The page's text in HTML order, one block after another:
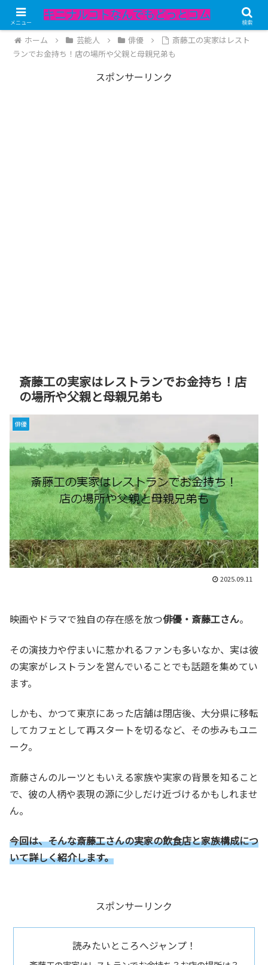
記事内にPRが含まれています。
ホーム 芸能人 俳優
斎藤工の実家はレスト
ランでお金持ち！店の場所や父親と母親兄弟も
スポンサーリンク
斎藤工の実家はレストランでお金持ち！店
の場所や父親と母親兄弟も
俳優
2025.09.11
映画やドラマで独自の存在感を放つ俳優・斎藤工さん。
その演技力や佇まいに惹かれるファンも多いなか、実は彼
の実家がレストランを営んでいることでも話題を集めてい
ます。
しかも、かつて東京にあった店舗は閉店後、大分県に移転
してカフェとして再スタートを切るなど、その歩みもユニ
ーク。
斎藤さんのルーツともいえる家族や実家の背景を知ること
で、彼の人柄や表現の源に少しだけ近づけるかもしれませ
ん。
今回は、そんな斎藤工さんの実家の飲食店と家族構成につ
いて詳しく紹介します。
スポンサーリンク
読みたいところへジャンプ！
メニュー 検索